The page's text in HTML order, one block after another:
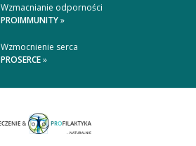
nas
Facebooku
Wzmacnianie odporności
PROIMMUNITY»
Wzmocnienie serca
PROSERCE»